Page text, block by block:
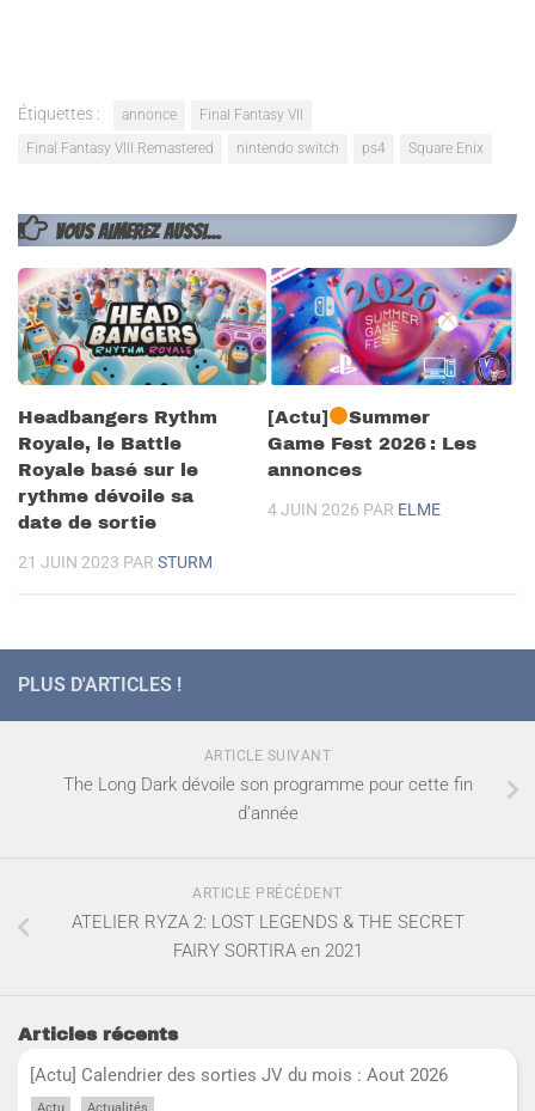
Étiquettes : annonce
Final Fantasy VII
Final Fantasy VIII Remastered
nintendo switch ps4 Square Enix
VOUS AIMEREZ AUSSI...
Headbangers Rythm
Royale, le Battle
Royale basé sur le
rythme dévoile sa
date de sortie
21 JUIN 2023 PAR STURM
[Actu]
Summer
Game Fest 2026 : Les
annonces
4 JUIN 2026 PAR ELME
PLUS D'ARTICLES !
ARTICLE SUIVANT
The Long Dark dévoile son programme pour cette fin
d’année
ARTICLE PRÉCÉDENT
ATELIER RYZA 2: LOST LEGENDS & THE SECRET
FAIRY SORTIRA en 2021
Articles récents
[Actu] Calendrier des sorties JV du mois : Aout 2026